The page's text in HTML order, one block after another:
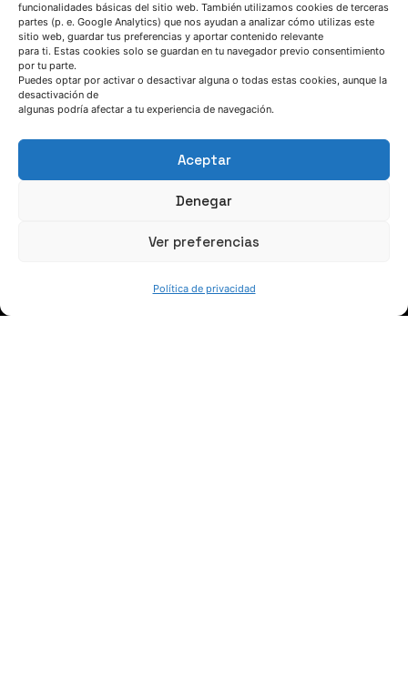
funcionalidades básicas del sitio web. También utilizamos cookies de terceras
partes (p. e. Google Analytics) que nos ayudan a analizar cómo utilizas este
sitio web, guardar tus preferencias y aportar contenido relevante
para ti. Estas cookies solo se guardan en tu navegador previo consentimiento
por tu parte.
Puedes optar por activar o desactivar alguna o todas estas cookies, aunque la
desactivación de
algunas podría afectar a tu experiencia de navegación.
Aceptar
Denegar
Ver preferencias
Política de privacidad